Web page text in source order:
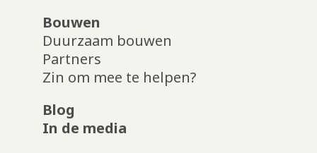
Bouwen
Duurzaam bouwen
Partners
Zin om mee te helpen?
Blog
In de media